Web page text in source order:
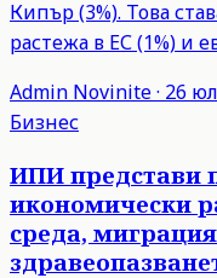
Кипър (3%). Това
растежа в ЕС (1%) и
Admin Novinite· 26
Бизнес
ИПИ представи
икономически
среда,